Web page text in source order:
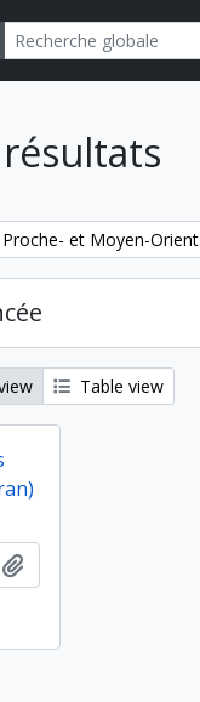
options
et Moyen-Orient
Table view